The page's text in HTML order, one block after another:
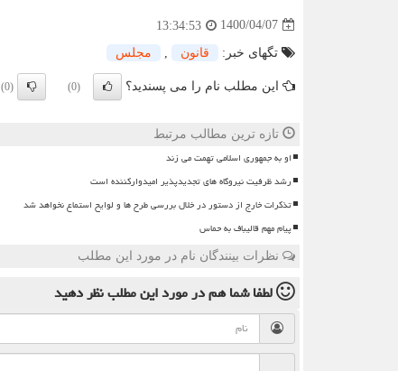
1400/04/07
13:34:53
تگهای خبر: قانون مجلس
این مطلب نام را می پسندید؟ (0)
(0)
تازه ترین مطالب مرتبط
او به جمهوری اسلامی تهمت می زند
رشد ظرفیت نیروگاه های تجدیدپذیر امیدوارکننده است
تذکرات خارج از دستور در خلال بررسی طرح ها و لوایح استماع نخواهد شد
پیام مهم قالیباف به حماس
نظرات بینندگان نام در مورد این مطلب
لطفا شما همدر مورد این مطلبنظر دهید